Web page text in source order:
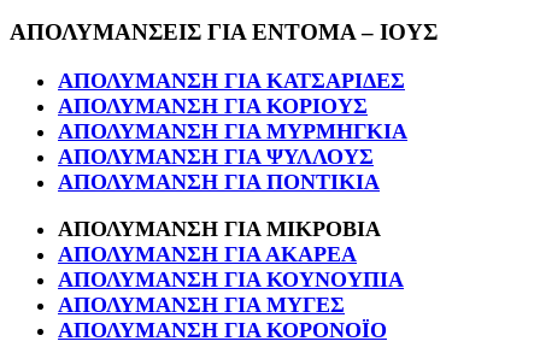
ΑΠΟΛΥΜΑΝΣΕΙΣ ΓΙΑ ΕΝΤΟΜΑ – ΙΟΥΣ
ΑΠΟΛΥΜΑΝΣΗ ΓΙΑ ΚΑΤΣΑΡΙΔΕΣ
ΑΠΟΛΥΜΑΝΣΗ ΓΙΑ ΚΟΡΙΟΥΣ
ΑΠΟΛΥΜΑΝΣΗ ΓΙΑ ΜΥΡΜΗΓΚΙΑ
ΑΠΟΛΥΜΑΝΣΗ ΓΙΑ ΨΥΛΛΟΥΣ
ΑΠΟΛΥΜΑΝΣΗ ΓΙΑ ΠΟΝΤΙΚΙΑ
ΑΠΟΛΥΜΑΝΣΗ ΓΙΑ ΜΙΚΡΟΒΙΑ
ΑΠΟΛΥΜΑΝΣΗ ΓΙΑ ΑΚΑΡΕΑ
ΑΠΟΛΥΜΑΝΣΗ ΓΙΑ ΚΟΥΝΟΥΠΙΑ
ΑΠΟΛΥΜΑΝΣΗ ΓΙΑ ΜΥΓΕΣ
ΑΠΟΛΥΜΑΝΣΗ ΓΙΑ ΚΟΡΟΝΟΪΟ